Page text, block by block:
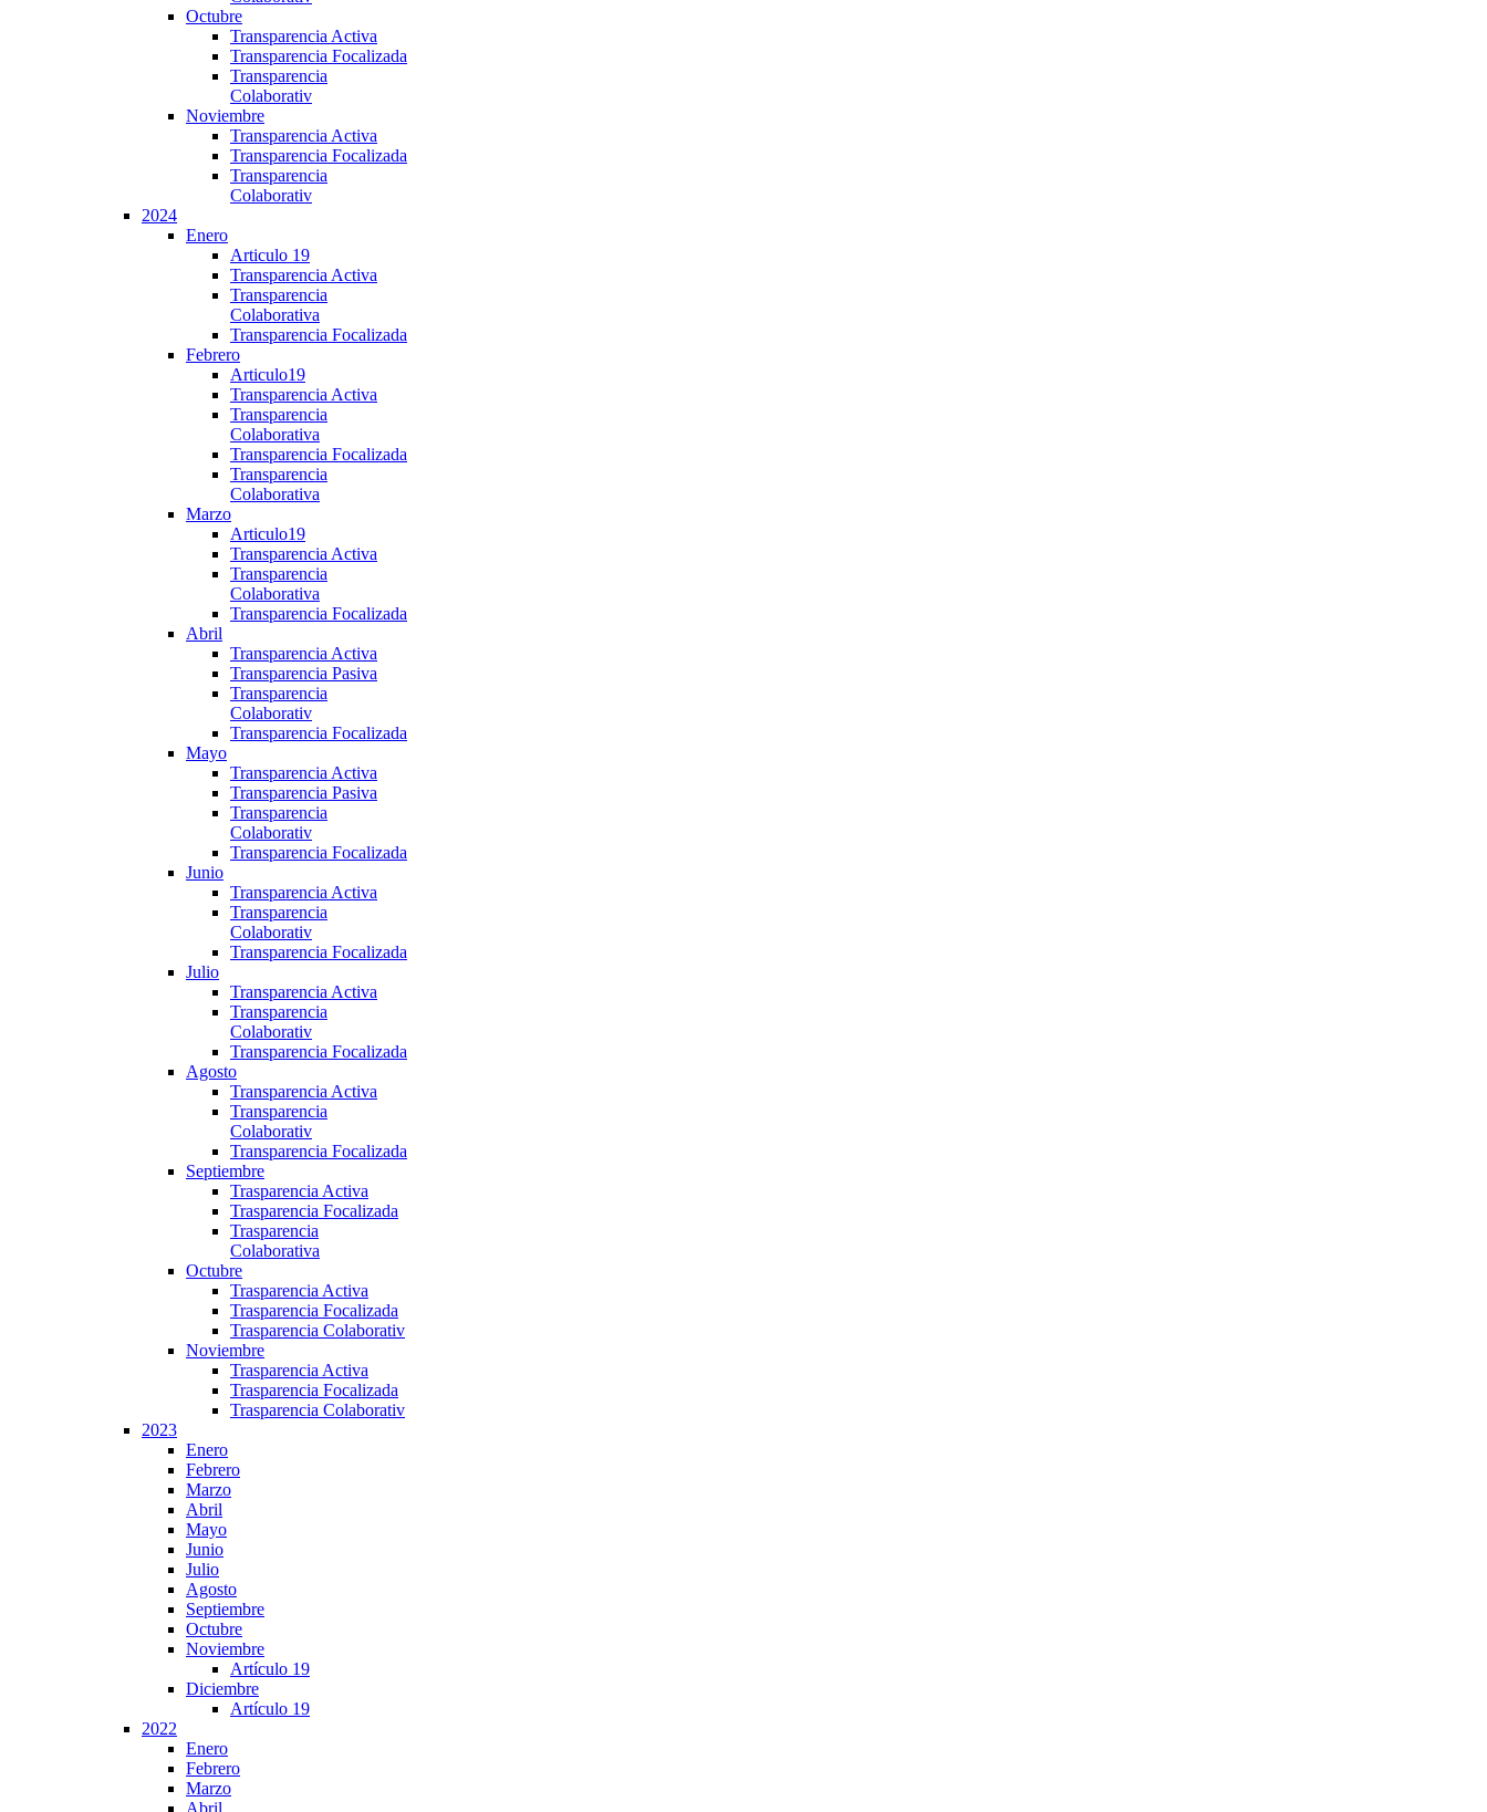
Octubre
Transparencia Activa
Transparencia Focalizada
Transparencia
Colaborativ
Noviembre
Transparencia Activa
Transparencia Focalizada
Transparencia
Colaborativ
2024
Enero
Articulo 19
Transparencia Activa
Transparencia
Colaborativa
Transparencia Focalizada
Febrero
Articulo19
Transparencia Activa
Transparencia
Colaborativa
Transparencia Focalizada
Transparencia
Colaborativa
Marzo
Articulo19
Transparencia Activa
Transparencia
Colaborativa
Transparencia Focalizada
Abril
Transparencia Activa
Transparencia Pasiva
Transparencia
Colaborativ
Transparencia Focalizada
Mayo
Transparencia Activa
Transparencia Pasiva
Transparencia
Colaborativ
Transparencia Focalizada
Junio
Transparencia Activa
Transparencia
Colaborativ
Transparencia Focalizada
Julio
Transparencia Activa
Transparencia
Colaborativ
Transparencia Focalizada
Agosto
Transparencia Activa
Transparencia
Colaborativ
Transparencia Focalizada
Septiembre
Trasparencia Activa
Trasparencia Focalizada
Trasparencia
Colaborativa
Octubre
Trasparencia Activa
Trasparencia Focalizada
Trasparencia Colaborativ
Noviembre
Trasparencia Activa
Trasparencia Focalizada
Trasparencia Colaborativ
2023
Enero
Febrero
Marzo
Abril
Mayo
Junio
Julio
Agosto
Septiembre
Octubre
Noviembre
Artículo 19
Diciembre
Artículo 19
2022
Enero
Febrero
Marzo
Abril